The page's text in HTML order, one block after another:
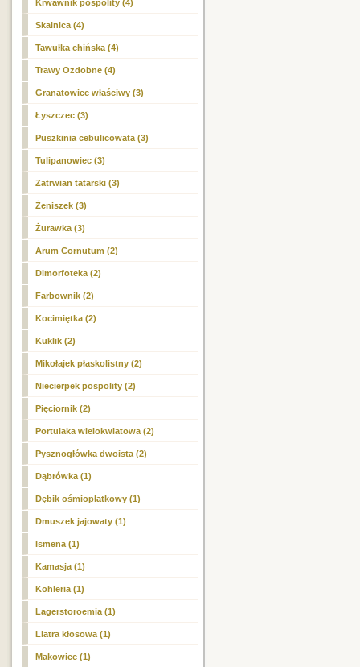
Krwawnik pospolity (4)
Skalnica (4)
Tawułka chińska (4)
Trawy Ozdobne (4)
Granatowiec właściwy (3)
Łyszczec (3)
Puszkinia cebulicowata (3)
Tulipanowiec (3)
Zatrwian tatarski (3)
Żeniszek (3)
Żurawka (3)
Arum Cornutum (2)
Dimorfoteka (2)
Farbownik (2)
Kocimiętka (2)
Kuklik (2)
Mikołajek płaskolistny (2)
Niecierpek pospolity (2)
Pięciornik (2)
Portulaka wielokwiatowa (2)
Pysznogłówka dwoista (2)
Dąbrówka (1)
Dębik ośmiopłatkowy (1)
Dmuszek jajowaty (1)
Ismena (1)
Kamasja (1)
Kohleria (1)
Lagerstoroemia (1)
Liatra kłosowa (1)
Makowiec (1)